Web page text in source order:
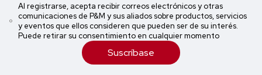
Al registrarse, acepta recibir correos electrónicos y otras
comunicaciones de P&M y sus aliados sobre productos, servicios
y eventos que ellos consideren que pueden ser de su interés.
Puede retirar su consentimiento en cualquier momento
Suscríbase